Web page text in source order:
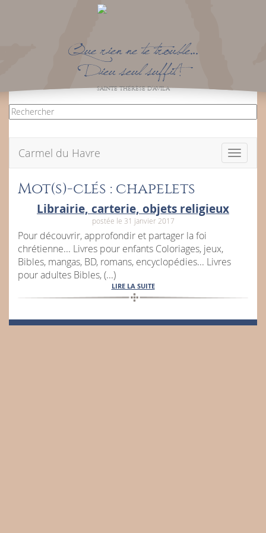
Que rien ne te trouble…
Dieu seul suffit !
SAINTE THÉRÈSE D’AVILA
Toggle
Carmel du Havre
Mot(s)-clés : chapelets
Librairie, carterie, objets religieux
postée le 31 janvier 2017
Pour découvrir, approfondir et partager la foi
chrétienne... Livres pour enfants Coloriages, jeux,
Bibles, mangas, BD, romans, encyclopédies... Livres
pour adultes Bibles, (...)
LIRE LA SUITE